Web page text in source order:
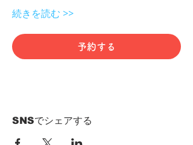
続きを読む >>
予約する
SNSでシェアする